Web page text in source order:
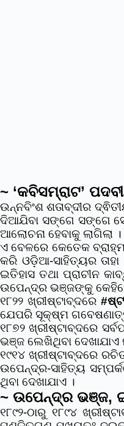
~ ‘କବିସମ୍ରାଟ’
ଉନ୍ନବିଂଶ ଶତାବ୍ଦୀର
ଦିଆଯିବା ସଙ୍ଗେ ସଙ୍ଗେ ସେ
ଆଲୋଚନା ହେବାକୁ
ଏ ବେଳରେ କେତେକ
କରି ଓଡ଼ିଆ-ସାହିତ୍ୟର ତାହା
ଇତିହାସ ତଥା ପ୍ରାଚୀନ
ଉପେନ୍ଦ୍ର ଭଞ୍ଜଙ୍କୁ
୧୮୨୨ ଖ୍ରୀଷ୍ଟାବ୍ଦରେ
ଯେପରି ସୂକ୍ଷ୍ମ
୧୮୭୨ ଖ୍ରୀଷ୍ଟାବ୍ଦରେ
ଭଞ୍ଜ ଲେଖିଥିବା ଦେଖାଯାଏ
୧୯୧୪ ଖ୍ରୀଷ୍ଟାବ୍ଦରେ
ଉପେନ୍ଦ୍ର-ସାହିତ୍ୟ
ଥିବା ଦେଖାଯାଏ ।
~ ଉପେନ୍ଦ୍ର ଭଞ୍ଜ,
୧୮୯୨-ଠାରୁ ୧୮୯୪